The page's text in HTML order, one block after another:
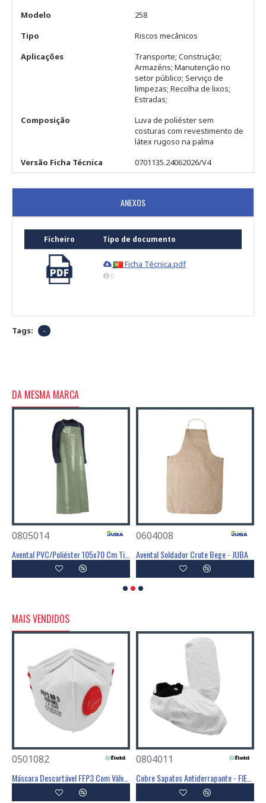
Modelo
258
Tipo
Riscos mecânicos
Aplicações
Transporte; Construção;
Armazéns; Manutenção no
setor público; Serviço de
limpezas; Recolha de lixos;
Estradas;
Composição
Luva de poliéster sem
costuras com revestimento de
látex rugoso na palma
Versão Ficha Técnica
0701135.24062026/V4
ANEXOS
Ficheiro Tipo de documento
Ficha Técnica.pdf
0
Tags: -
DA MESMA MARCA
0805014 0604008
Avental Soldador Crute Bege - JUBA
MAIS VENDIDOS
0501082 0804011